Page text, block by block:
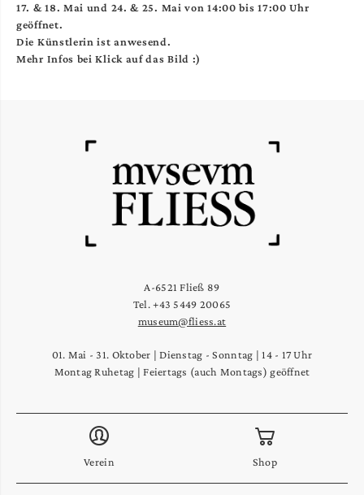
17. & 18. Mai und 24. & 25. Mai von 14:00 bis 17:00 Uhr
geöffnet.
Die Künstlerin ist anwesend.
Mehr Infos bei Klick auf das Bild :)
A-6521 Fließ 89
Tel. +43 5449 20065
museum@fliess.at
01. Mai - 31. Oktober | Dienstag - Sonntag | 14 - 17 Uhr
Montag Ruhetag | Feiertags (auch Montags) geöffnet
Verein Shop